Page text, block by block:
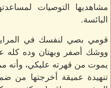
مشاهديها التوصيات
البائسة.
قومي بصي لنفسك في
ووشك أصفر وبهتان وده كله
يموت من قهرته عليكي،
تنهيدة عميقة أخرجتها من